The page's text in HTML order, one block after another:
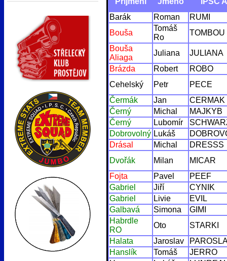
Barák
Roman
RUMI
Bouša
Tomáš
Ro
TOMBOU
Bouša
Aliaga
Juliana
JULIANA
Brázda
Robert
ROBO
Cehelský
Petr
PECE
Čermák
Jan
CERMAK
Černý
Michal
MAJKYB
Černý
Lubomír
Dobrovolný Lukáš
Drásal
Michal
DRESSS
Dvořák
Milan
MICAR
Fojta
Pavel
PEEF
Gabriel
Jiří
CYNIK
Gabriel
Livie
EVIL
Galbavá
Simona
GIMI
Habrdle
RO
Oto
STARKI
Halata
Jaroslav
Hanslík
Tomáš
JERRO